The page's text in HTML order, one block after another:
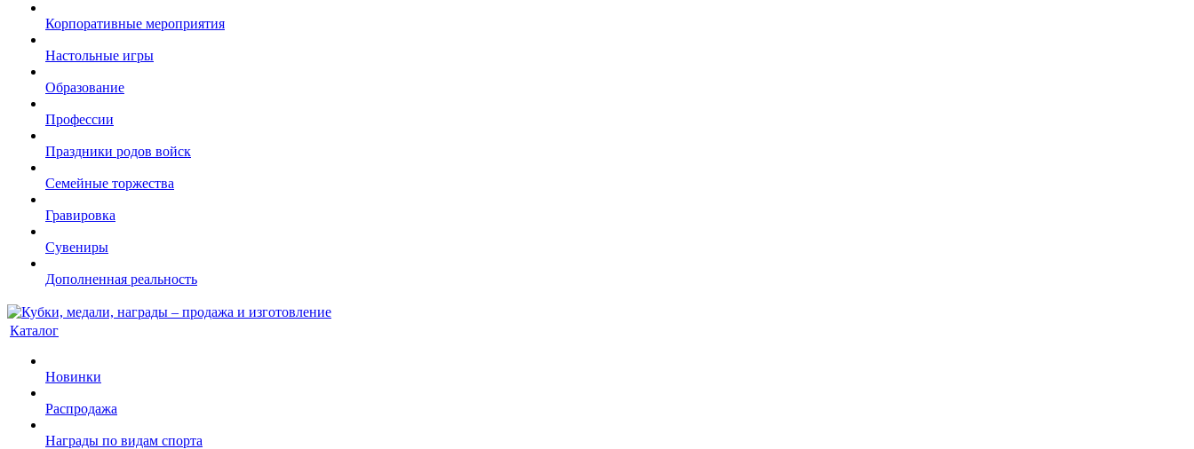
Корпоративные мероприятия
Настольные игры
Образование
Профессии
Праздники родов войск
Семейные торжества
Гравировка
Сувениры
Дополненная реальность
Каталог
Новинки
Распродажа
Награды по видам спорта